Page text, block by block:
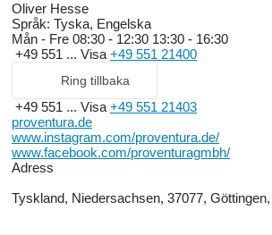
Oliver Hesse
Språk: Tyska, Engelska
Mån - Fre 08:30 - 12:30 13:30 - 16:30
+49 551 ... Visa +49 551 21400
Ring tillbaka
+49 551 ... Visa +49 551 21403
proventura.de
www.instagram.com/proventura.de/
www.facebook.com/proventuragmbh/
Adress
Tyskland, Niedersachsen, 37077,